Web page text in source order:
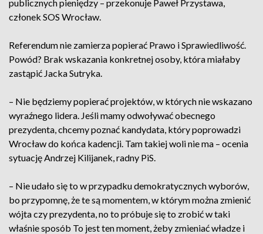
publicznych pieniędzy – przekonuje Paweł Przystawa,
członek SOS Wrocław.
Referendum nie zamierza popierać Prawo i Sprawiedliwość.
Powód? Brak wskazania konkretnej osoby, która miałaby
zastąpić Jacka Sutryka.
– Nie będziemy popierać projektów, w których nie wskazano
wyraźnego lidera. Jeśli mamy odwoływać obecnego
prezydenta, chcemy poznać kandydata, który poprowadzi
Wrocław do końca kadencji. Tam takiej woli nie ma – ocenia
sytuację Andrzej Kilijanek, radny PiS.
– Nie udało się to w przypadku demokratycznych wyborów,
bo przypomnę, że te są momentem, w którym można zmienić
wójta czy prezydenta, no to próbuje się to zrobić w taki
właśnie sposób To jest ten moment, żeby zmieniać władze i